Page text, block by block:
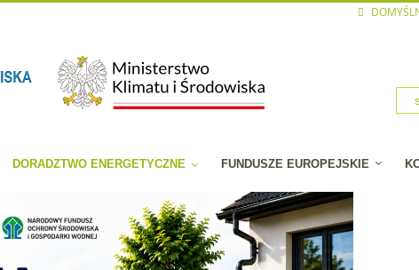
DORADZTWO ENERGETYCZNE FUNDUSZE EUROPEJSKIE